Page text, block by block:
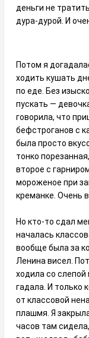
деньги не
дура-дурой. И
Потом я
ходить кушать
по еде. Без
пускать —
говорила, что
бефстроганов с
была просто
тонко
второе с
мороженое при
креманке. Очень
Но кто-то сдал
началась
вообще была за
Ленина висел.
ходила со
гадала. И только
от классовой
плашмя. Я
часов там